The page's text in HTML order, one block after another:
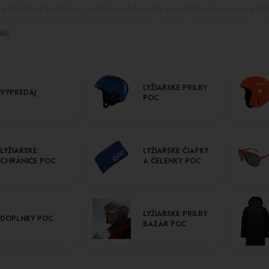
nájdete široký výber výrobkov od POC, vrátane pánskych a dámskych
POC
detských lyžiarskych okuliarov POC . Okrem toho
sú zárukou vynikajúcej kvality, spoľahlivosti a bezpečnosti, a sú
nemala byť kompromisom, a s výrobkami od POC môžete byť istí, že
VÝPREDAJ
LYŽIARSKE PRILBY
POC
LYŽIARSKE
CHRÁNIČE POC
LYŽIARSKE ČIAPKY
A ČELENKY POC
DOPLNKY POC
LYŽIARSKE PRILBY
BAZÁR POC